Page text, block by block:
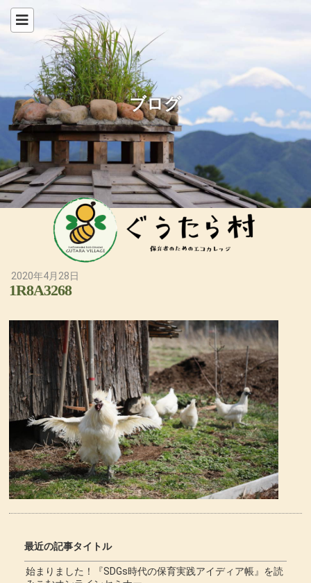
ブログ
2020年4月28日
1R8A3268
最近の記事タイトル
始まりました！『SDGs時代の保育実践アイディア帳』を読